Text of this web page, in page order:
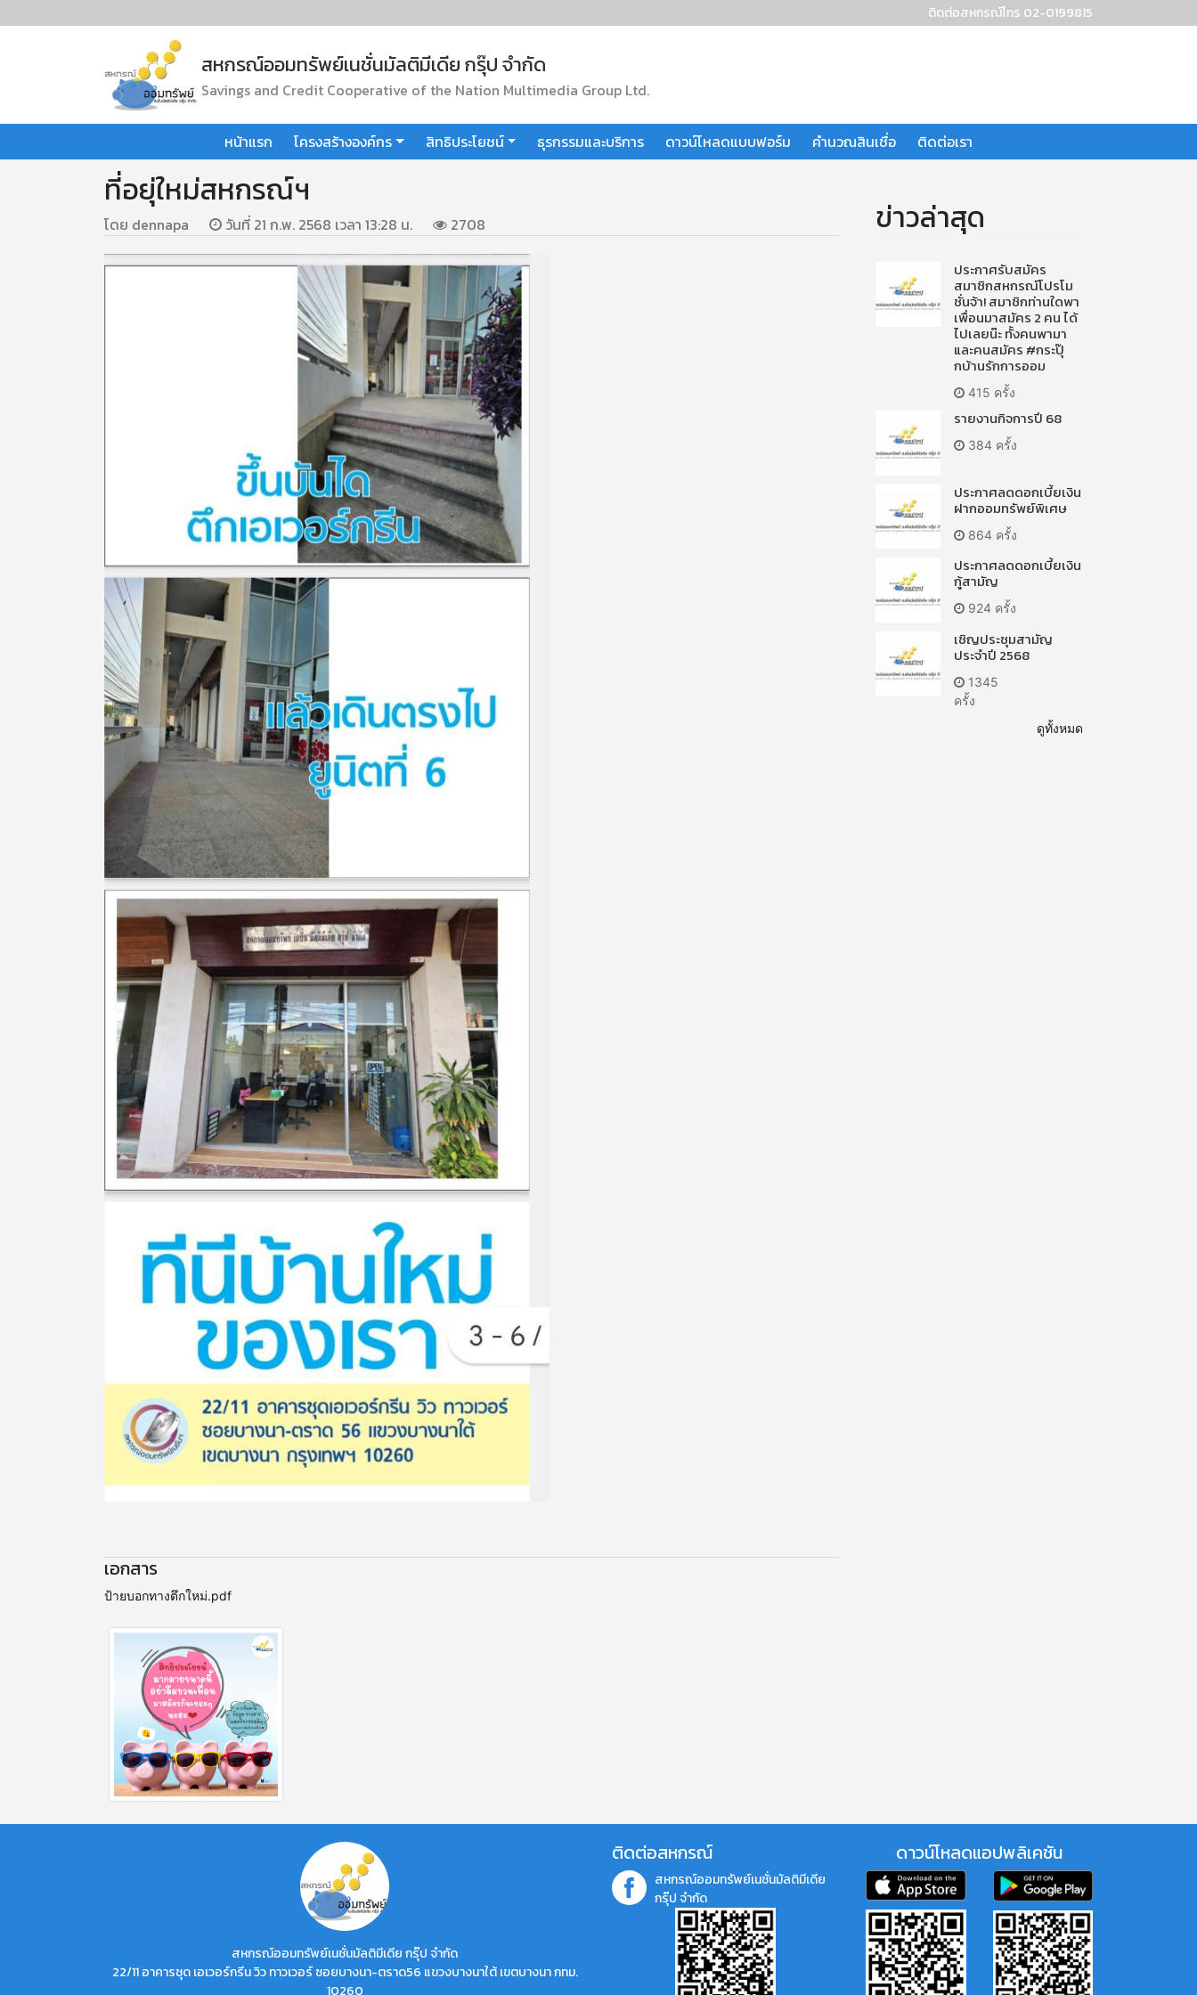
ติดต่อสหกรณ์โทร 02-0199815
สหกรณ์ออมทรัพย์เนชั่นมัลติมีเดีย กรุ๊ป จำกัด
Savings and Credit Cooperative of the Nation Multimedia Group Ltd.
หน้าแรก โครงสร้างองค์กร สิทธิประโยชน์ ธุรกรรมและบริการ ดาวน์โหลดแบบฟอร์ม คำนวณสินเชื่อ ติดต่อเรา
ที่อยุ่ใหม่สหกรณ์ฯ
โดย dennapa วันที่ 21 ก.พ. 2568 เวลา 13:28 น. 2708
เอกสาร
ป้ายบอกทางตึกใหม่.pdf
ข่าวล่าสุด
ประกาศรับสมัคร
สมาชิกสหกรณ์โปรโม
ชั่นจ้า! สมาชิกท่านใดพา
เพื่อนมาสมัคร 2 คน ได้
ไปเลยน๊ะ ทั้งคนพามา
และคนสมัคร #กระปุ๊
กบ้านรักการออม
415 ครั้ง
รายงานกิจการปี 68
384 ครั้ง
ประกาศลดดอกเบี้ยเงิน
ฝากออมทรัพย์พิเศษ
864 ครั้ง
ประกาศลดดอกเบี้ยเงิน
กู้สามัญ
924 ครั้ง
เชิญประชุมสามัญ
ประจำปี 2568
1345
ครั้ง
ดูทั้งหมด
สหกรณ์ออมทรัพย์เนชั่นมัลติมีเดีย กรุ๊ป จำกัด
22/11 อาคารชุด เอเวอร์กรีน วิว ทาวเวอร์ ซอยบางนา-ตราด56 แขวงบางนาใต้ เขตบางนา กทม.
10260
ติดต่อสหกรณ์
สหกรณ์ออมทรัพย์เนชั่นมัลติมีเดีย
กรุ๊ป จำกัด
ดาวน์โหลดแอปพลิเคชัน